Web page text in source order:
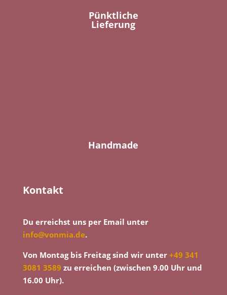
Pünktliche
Lieferung
Handmade
Kontakt
Du erreichst uns per Email unter
info@vonmia.de.
Von Montag bis Freitag sind wir unter +49 341
3081 3589 zu erreichen (zwischen 9.00 Uhr und
16.00 Uhr).